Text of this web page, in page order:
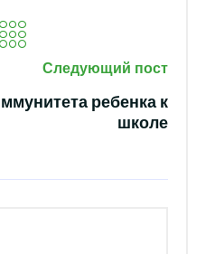
Следующий пост
ребенка к
школе